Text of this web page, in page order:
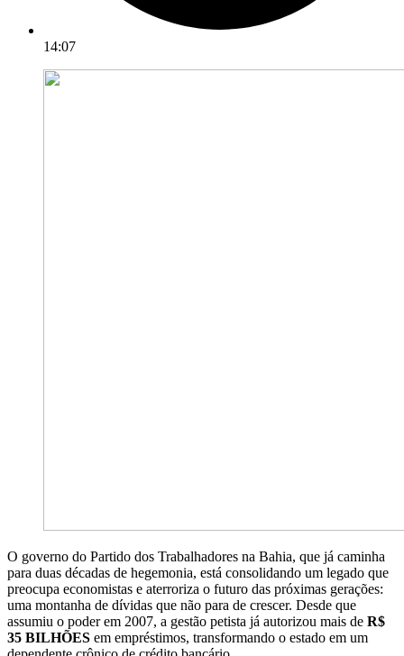
14:07
O governo do Partido dos Trabalhadores na Bahia, que já caminha
para duas décadas de hegemonia, está consolidando um legado que
preocupa economistas e aterroriza o futuro das próximas gerações:
uma montanha de dívidas que não para de crescer. Desde que
assumiu o poder em 2007, a gestão petista já autorizou mais de R$
35 BILHÕES em empréstimos, transformando o estado em um